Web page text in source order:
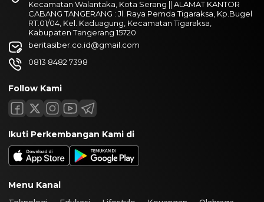
Kecamatan Walantaka, Kota Serang || ALAMAT KANTOR
CABANG TANGERANG : Jl. Raya Pemda Tigaraksa, Kp.Bugel
RT.01/04, Kel. Kaduagung, Kecamatan Tigaraksa,
Kabupaten Tangerang 15720
beritasiber.co.id@gmail.com
0813 8482 7398
Follow Kami
Ikuti Perkembangan Kami di
Menu Kanal